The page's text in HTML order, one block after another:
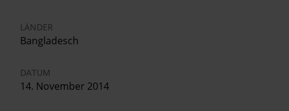
LÄNDER
Bangladesch
DATUM
14. November 2014